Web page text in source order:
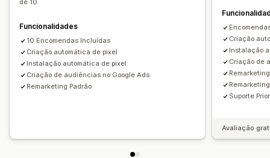
Fonte de tráfego
de 10.
Funcionalidades
10 Encomendas Incluídas
Criação automática de pixel
Instalação automática de pixel
Criação de audiências no Google Ads
Remarketing Padrão
Criação
Instalação
Criação de
Suporte
Avaliação